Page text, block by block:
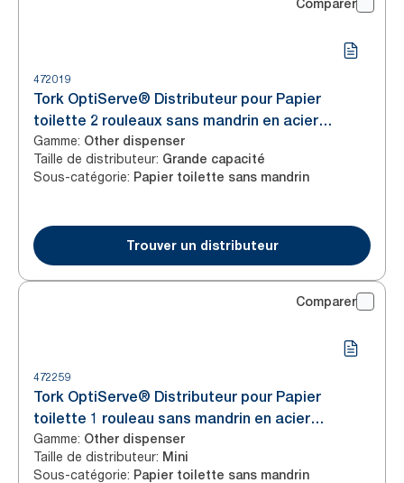
Comparer
472019
Tork OptiServe® Distributeur pour Papier
toilette 2 rouleaux sans mandrin en acier
inoxydable T7
Gamme: Other dispenser
Taille de distributeur: Grande capacité
Sous-catégorie: Papier toilette sans mandrin
Trouver un distributeur
Comparer
472259
Tork OptiServe® Distributeur pour Papier
toilette 1 rouleau sans mandrin en acier
inoxydable T7
Gamme: Other dispenser
Taille de distributeur: Mini
Sous-catégorie: Papier toilette sans mandrin